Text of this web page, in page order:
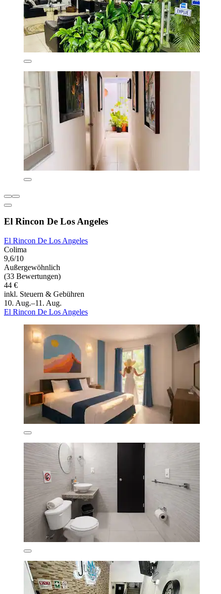
El Rincon De Los Angeles
El Rincon De Los Angeles
Colima
9,6/10
Außergewöhnlich
(33 Bewertungen)
44 €
inkl. Steuern & Gebühren
10. Aug.–11. Aug.
El Rincon De Los Angeles